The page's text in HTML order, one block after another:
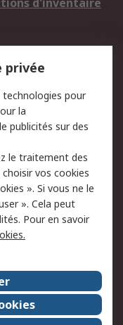
d'inventaire
des E-mails
anti-
RSE
privée
pour
la
publicités sur des
le traitement des
vos cookies
». Si vous ne le
». Cela peut
Pour en savoir